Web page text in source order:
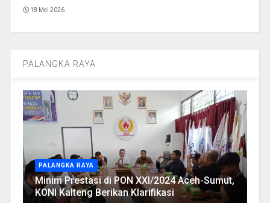
18 Mei 2026
PALANGKA RAYA
PALANGKA RAYA
Minim Prestasi di PON XXI/2024 Aceh-Sumut,
KONI Kalteng Berikan Klarifikasi